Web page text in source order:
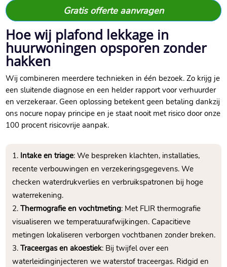
Gratis offerte aanvragen
Hoe wij plafond lekkage in
huurwoningen opsporen zonder
hakken
Wij combineren meerdere technieken in één bezoek.​ Zo krijg je
een sluitende diagnose en een helder rapport voor verhuurder
en verzekeraar.​ Geen oplossing betekent geen betaling dankzij
ons nocure nopay principe en je staat nooit met risico door onze
100 procent risicovrije aanpak.​
Intake en triage: We bespreken klachten, installaties,
recente verbouwingen en verzekeringsgegevens.​ We
checken waterdrukverlies en verbruikspatronen bij hoge
waterrekening.​
Thermografie en vochtmeting: Met FLIR thermografie
visualiseren we temperatuurafwijkingen.​ Capacitieve
metingen lokaliseren verborgen vochtbanen zonder breken.​
Traceergas en akoestiek: Bij twijfel over een
waterleidinginjecteren we waterstof traceergas.​ Ridgid en